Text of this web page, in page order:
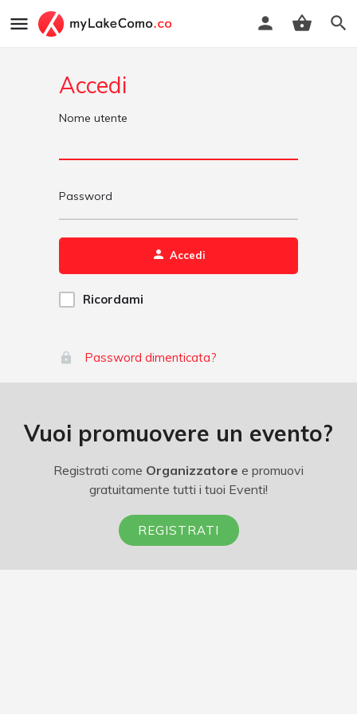
Accedi
Nome utente
Password
Accedi
Ricordami
Password dimenticata?
Vuoi promuovere un evento?
Registrati come Organizzatore e promuovi
gratuitamente tutti i tuoi Eventi!
REGISTRATI